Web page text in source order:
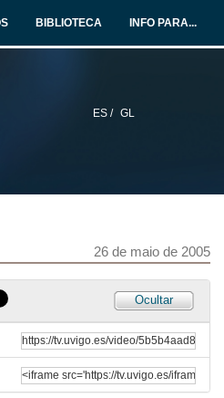
BIBLIOTECA INFO PARA...
ES / GL
26 de maio de 2005
Ocultar
26 de maio de 2005
Ponencia
Ponencia